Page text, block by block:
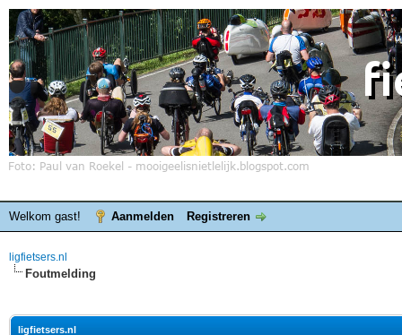
Welkom gast! Aanmelden Registreren
ligfietsers.nl
Foutmelding
ligfietsers.nl